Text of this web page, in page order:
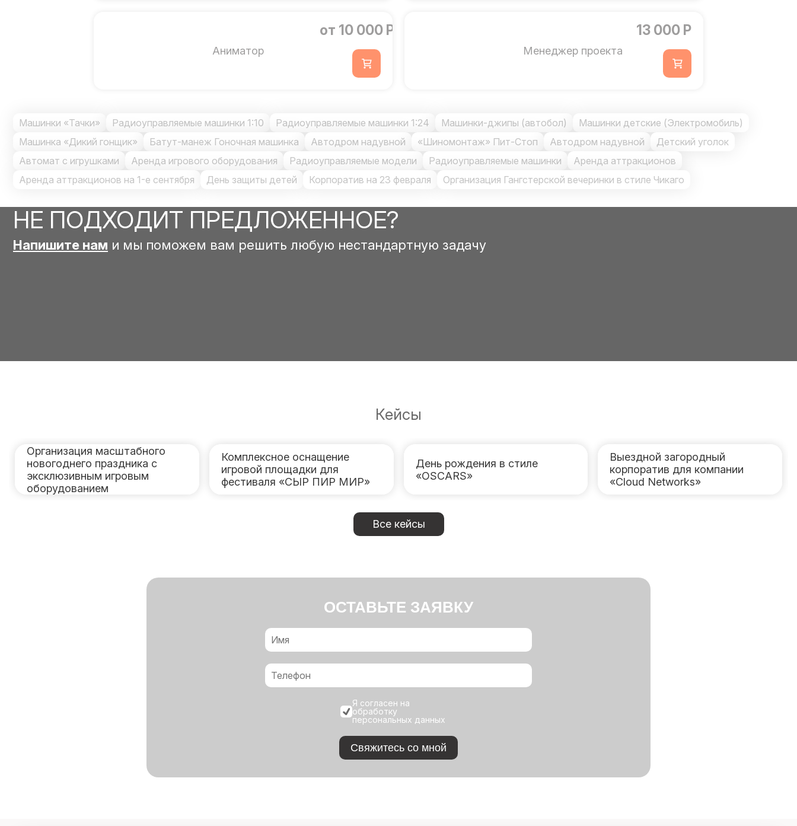
Аниматор
от 10 000 Р
Менеджер проекта
13 000 Р
Машинки «Тачки» Радиоуправляемые машинки 1:10 Радиоуправляемые машинки 1:24 Машинки-джипы (автобол)
Машинки детские (Электромобиль)
Машинка «Дикий гонщик»
Батут-манеж Гоночная машинка Автодром надувной «Шиномонтаж» Пит-Стоп Автодром надувной
Детский уголок
Автомат с игрушками
Аренда игрового оборудования Радиоуправляемые модели Радиоуправляемые машинки
Аренда аттракционов
Аренда аттракционов на 1-е сентября
День защиты детей Корпоратив на 23 февраля Организация Гангстерской вечеринки в стиле Чикаго
НЕ ПОДХОДИТ ПРЕДЛОЖЕННОЕ?
Напишите нам и мы поможем вам решить любую нестандартную задачу
Кейсы
Организация масштабного
новогоднего праздника с
эксклюзивным игровым
оборудованием
Комплексное оснащение
игровой площадки для
фестиваля «СЫР ПИР МИР»
День рождения в стиле
«OSCARS»
Выездной загородный
корпоратив для компании
«Cloud Networks»
Все кейсы
ОСТАВЬТЕ ЗАЯВКУ
Я согласен на
обработку
персональных данных
Свяжитесь со мной